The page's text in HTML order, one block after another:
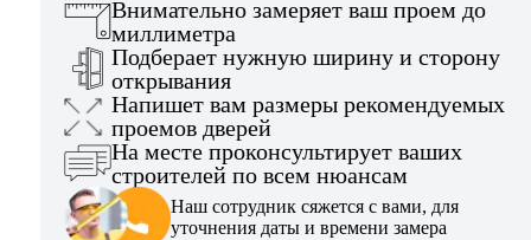
Внимательно замеряет ваш проем до
миллиметра
Подберает нужную ширину и сторону
открывания
Напишет вам размеры рекомендуемых
проемов дверей
На месте проконсультирует ваших
строителей по всем нюансам
Наш сотрудник сяжется с вами, для
уточнения даты и времени замера